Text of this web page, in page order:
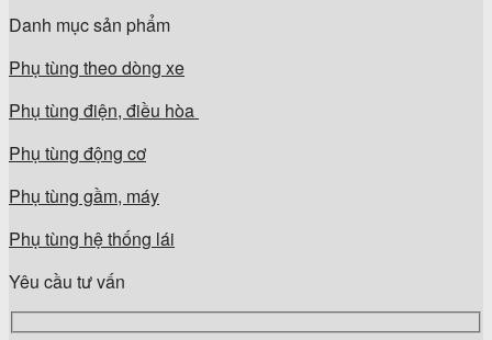
Danh mục sản phẩm
Phụ tùng theo dòng xe
Phụ tùng điện, điều hòa
Phụ tùng động cơ
Phụ tùng gầm, máy
Phụ tùng hệ thống lái
Yêu cầu tư vấn